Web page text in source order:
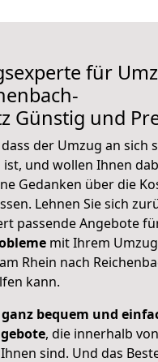
für
Günstig und
der Umzug an sich
und wollen Ihnen
Gedanken über die
Lehnen Sie sich
passende Angebote
mit Ihrem
Rhein nach
kann.
ganz bequem und
, die innerhalb
sind. Und das